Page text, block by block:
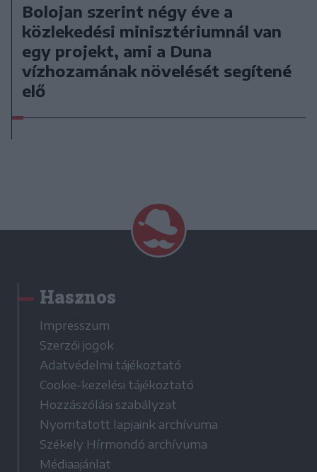
Bolojan szerint négy éve a
közlekedési minisztériumnál van
egy projekt, ami a Duna
vízhozamának növelését segítené
elő
Hasznos
Impresszum
Szerzői jogok
Adatvédelmi tájékoztató
Cookie-kezelési tájékoztató
Hozzászólási szabályzat
Nyomtatott lapjaink archívuma
Székely Hírmondó archívuma
Médiaajánlat